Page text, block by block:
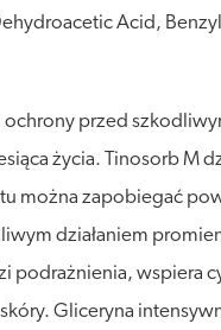
Acid,
przed
życia. Tinosorb M
można zapobiegać
działaniem
podrażnienia,
Gliceryna